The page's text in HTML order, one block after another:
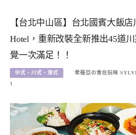
【台北中山區】台北國賓大飯店
Hotel，重新改裝全新推出45道
覺一次滿足！！
中式、川式、港式 希薇亞の食在玩味
1